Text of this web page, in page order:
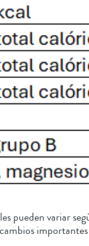
pueden variar